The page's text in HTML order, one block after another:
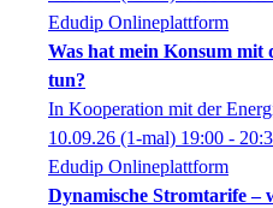
Edudip Onlineplattform
Was hat mein Konsum mit
tun?
In Kooperation mit der
10.09.26 (1-mal) 19:00 -
Edudip Onlineplattform
Dynamische Stromtarife –